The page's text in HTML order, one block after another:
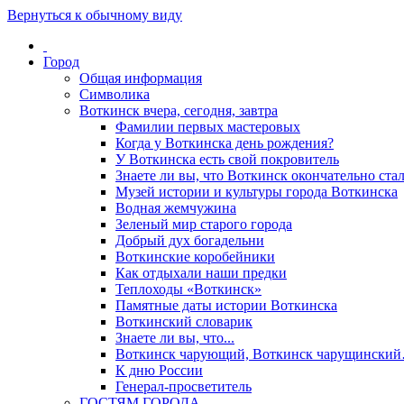
Вернуться к обычному виду
Город
Общая информация
Символика
Воткинск вчера, сегодня, завтра
Фамилии первых мастеровых
Когда у Воткинска день рождения?
У Воткинска есть свой покровитель
Знаете ли вы, что Воткинск окончательно
Музей истории и культуры города Воткинска
Водная жемчужина
Зеленый мир старого города
Добрый дух богадельни
Воткинские коробейники
Как отдыхали наши предки
Теплоходы «Воткинск»
Памятные даты истории Воткинска
Воткинский словарик
Знаете ли вы, что...
Воткинск чарующий, Воткинск
К дню России
Генерал-просветитель